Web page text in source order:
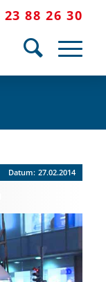
23 88 26 30
Datum: 27.02.2014